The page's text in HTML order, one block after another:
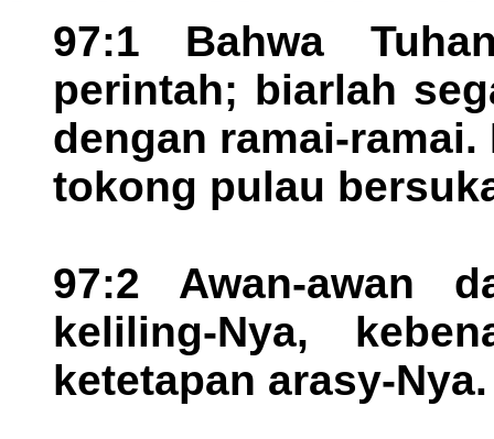
97:1 Bahwa
perintah; biarlah
dengan ramai-
tokong pulau
97:2 Awan-awan
keliling-Nya,
ketetapan arasy-Nya.